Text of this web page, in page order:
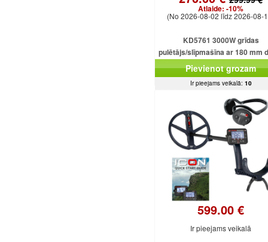
Atlaide: -10%
(No 2026-08-02 līdz 2026-08-
KD5761 3000W grīdas
pulētājs/slīpmašīna ar 180 mm
Pievienot grozam
Ir pieejams veikalā: 10
599.00 €
Ir pieejams veikalā